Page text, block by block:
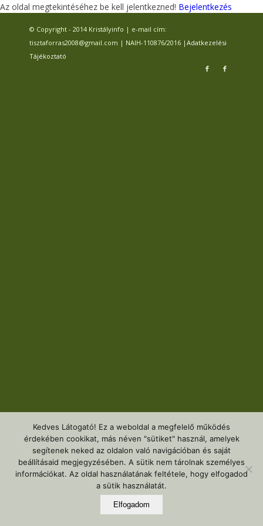
Az oldal megtekintéséhez be kell jelentkezned! Bejelentkezés
© Copyright - 2014 Kristályinfo | e-mail cím:
tisztaforras2008@gmail.com | NAIH-110876/2016 | Adatkezelési
Tájékoztató
Kedves Látogató! Ez a weboldal a megfelelő működés
érdekében cookikat, más néven "sütiket" használ, amelyek
segítenek neked az oldalon való navigációban és saját
beállításaid megjegyzésében. A sütik nem tárolnak személyes
információkat. Az oldal használatának feltétele, hogy elfogadod
a sütik használatát.
Elfogadom